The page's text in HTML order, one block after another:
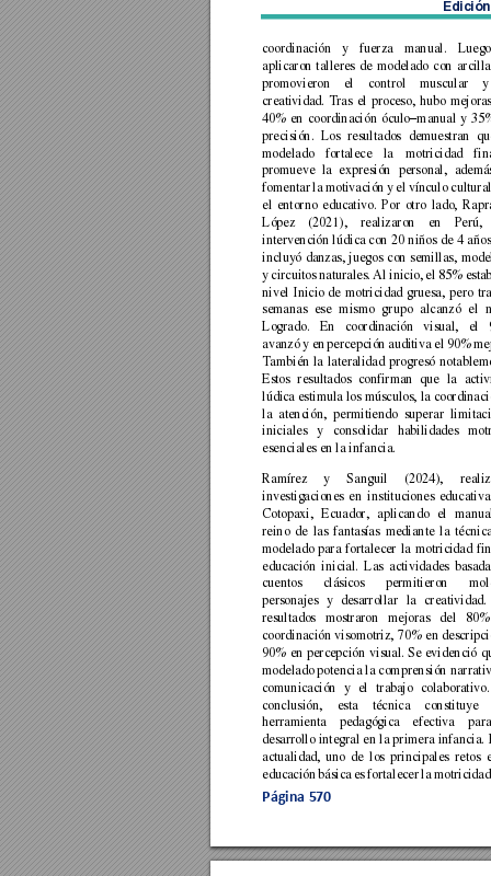
Página 570
coordinación y fuerza manual.
aplicaron talleres de modelado con
promovieron
el control muscular
y
creatividad. Tras el proceso, hubo
40% en coordinación óculo–manual y
precisión. Los resultados demuestran
modelado
fortalece la motricidad
promueve la expresión personal,
fomentar la motivación y el vínculo
el entorno educativo. Por otro lado,
López
(2021), realizaron en
Perú,
intervención lúdi ca con 20 niños de 4
incluyó danzas, juegos con semillas,
y circuitos naturales. Al inicio, el 85%
nivel Inicio de motricidad gruesa, pero
semanas ese mismo grupo alcanzó el
Logrado.
En coordinación visual, el
avanzó y en percepción auditiva el 90% me
También la lateralidad progresó
Estos resultados confirman que la
lúdica estimula los músculos, la
la atención, permitiendo superar
iniciales
y consolidar habilidades
esenciales en la infancia.
Ramírez y Sanguil (2024),
investigaciones en instituciones
Cotopaxi,
Ecuador, aplicando el
reino de las fantasías mediante la té
modelado para fortalecer la motricidad
educación inicial. Las actividades
cuentos
clásicos permitieron mol
personajes y desarrollar la
creatividad.
resultados
mostraron mejoras del
coordinación visomotriz, 70% en
90% en percepción visual. Se evidenció
modelado potencia la comprensión
comunicación
y el trabajo
conclusión,
esta técnica
constituye
herramienta
pedagógica efectiva
desarrollo integral en la primera infancia.
actualidad, uno de los principales retos
educación básica es fortal ecer la